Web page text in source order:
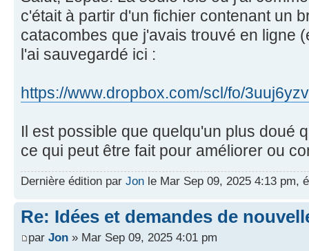
c'était à partir d'un fichier contenant un
catacombes que j'avais trouvé en ligne
l'ai sauvegardé ici :
https://www.dropbox.com/scl/fo/
Il est possible que quelqu'un plus doué
ce qui peut être fait pour améliorer ou
Dernière édition par Jon le Mar Sep 09, 2025 4:13 pm,
Re: Idées et demandes de
par Jon » Mar Sep 09, 2025 4:01 pm